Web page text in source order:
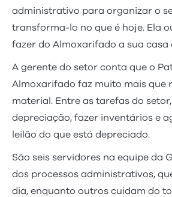
administrativo para organizar o
transforma-lo no que é hoje. Ela
fazer do Almoxarifado a sua casa
A gerente do setor conta que o
Almoxarifado faz muito mais que
material. Entre as tarefas do
depreciação, fazer inventários e
leilão do que está depreciado.
São seis servidores na equipe da
dos processos administrativos,
dia, enquanto outros cuidam do